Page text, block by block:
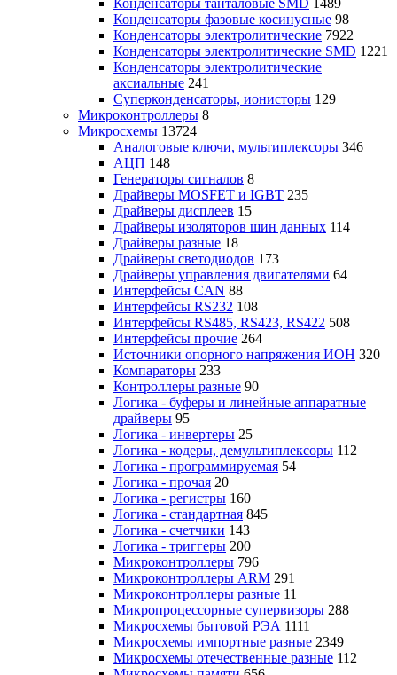
Конденсаторы фазовые косинусные 98
Конденсаторы электролитические 7922
Конденсаторы электролитические SMD 1221
Конденсаторы электролитические
аксиальные 241
Суперконденсаторы, ионисторы 129
Микроконтроллеры 8
Микросхемы 13724
Аналоговые ключи, мультиплексоры 346
АЦП 148
Генераторы сигналов 8
Драйверы MOSFET и IGBT 235
Драйверы дисплеев 15
Драйверы изоляторов шин данных 114
Драйверы разные 18
Драйверы светодиодов 173
Драйверы управления двигателями 64
Интерфейсы CAN 88
Интерфейсы RS232 108
Интерфейсы RS485, RS423, RS422 508
Интерфейсы прочие 264
Источники опорного напряжения ИОН 320
Компараторы 233
Контроллеры разные 90
Логика - буферы и линейные аппаратные
драйверы 95
Логика - инвертеры 25
Логика - кодеры, демультиплексоры 112
Логика - программируемая 54
Логика - прочая 20
Логика - регистры 160
Логика - стандартная 845
Логика - счетчики 143
Логика - триггеры 200
Микроконтроллеры 796
Микроконтроллеры ARM 291
Микроконтроллеры разные 11
Микропроцессорные супервизоры 288
Микросхемы бытовой РЭА 1111
Микросхемы импортные разные 2349
Микросхемы отечественные разные 112